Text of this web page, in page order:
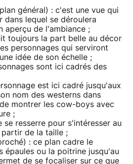
général) : c'est une vue qui
dans lequel se déroulera
aperçu de l'ambiance ;
toujours la part belle au décor
personnages qui serviront
idée de son échelle ;
sont ici cadrés des
est ici cadré jusqu'aux
nom des westerns dans
montrer les cow-boys avec
;
se resserre pour s'intéresser au
partir de la taille ;
: ce plan cadre le
épaules ou la poitrine jusqu'au
de se focaliser sur ce que